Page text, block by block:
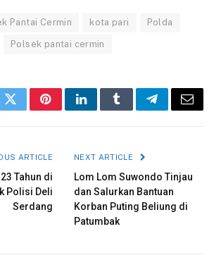
Pantai Cermin kota pari Polda
Polsek pantai cermin
TwitterPinterestLinkedInTumblrTelegramEmail
ARTICLE
Tahun di
Polisi Deli
Serdang
NEXT ARTICLE
Lom Lom Suwondo Tinjau
dan Salurkan Bantuan
Korban Puting Beliung di
Patumbak